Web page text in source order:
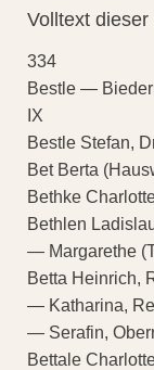
Volltext dieser
334
Bestle —
IX
Bestle Stefan,
Bet Berta
Bethke
Bethlen
— Margarethe
Betta Heinrich,
— Katharina,
— Serafin,
Bettale